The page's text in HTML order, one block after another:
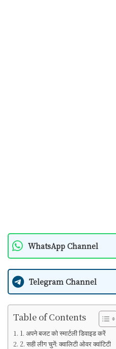
WhatsApp Channel
Telegram Channel
Table of Contents
1. अपने बजट को स्मार्टली डिवाइड करें
2. सही लीग चुनें: क्वालिटी ओवर क्वांटिटी